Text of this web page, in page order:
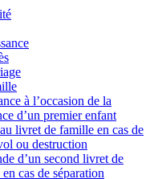
à l’occasion de la
d’un premier enfant
livret de famille en cas de
ou destruction
d’un second livret de
cas de séparation